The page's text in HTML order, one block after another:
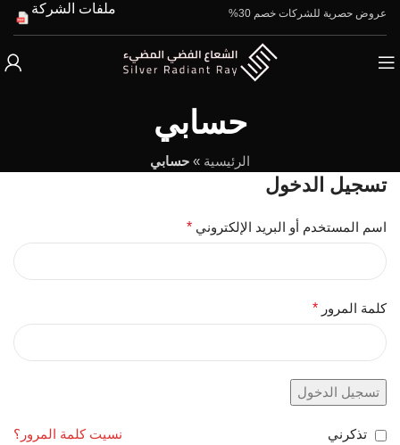
عروض حصرية للشركات خصم 30% ملفات الشركة
حسابي
الرئيسية » حسابي
تسجيل الدخول
اسم المستخدم أو البريد الإلكتروني *
كلمة المرور *
تسجيل الدخول
نسيت كلمة المرور؟ تذكرني